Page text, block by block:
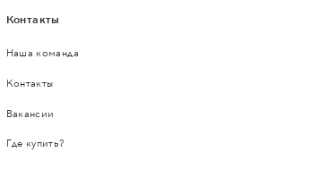
Контакты
Наша команда
Контакты
Вакансии
Где купить?